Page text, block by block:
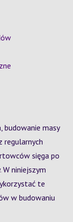
budowanie masy
regularnych
sięga po
niniejszym
te
w budowaniu